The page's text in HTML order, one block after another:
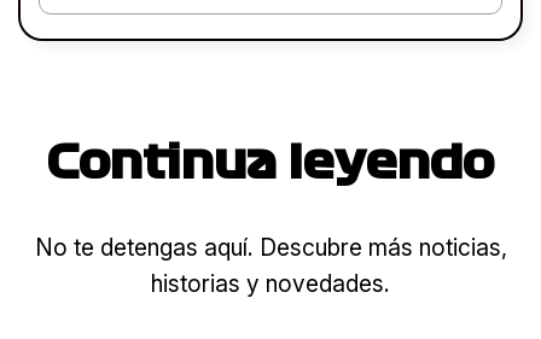
Continua leyendo
No te detengas aquí. Descubre más noticias,
historias y novedades.